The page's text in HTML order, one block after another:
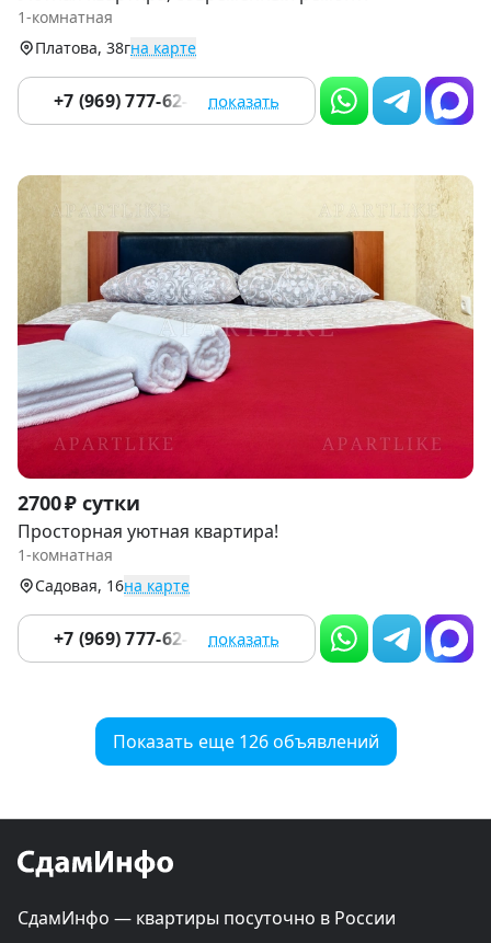
of
1-комнатная
Платова, 38гна карте
+7 (969) 777-62-65 показать
Item
1
of
2700 ₽ сутки
Просторная уютная квартира!
1-комнатная
Садовая, 16на карте
+7 (969) 777-62-65 показать
Показать еще 126 объявлений
СдамИнфо — квартиры посуточно в России